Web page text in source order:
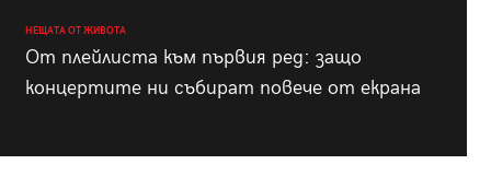
НЕЩАТА ОТ ЖИВОТА
От плейлиста към първия ред: защо
концертите ни събират повече от екрана